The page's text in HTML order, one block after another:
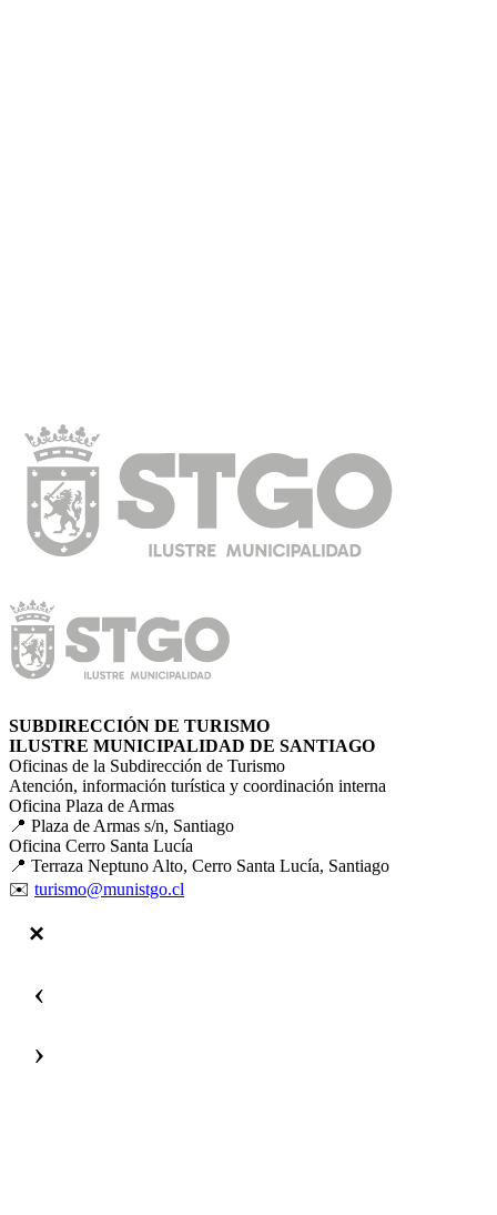
SUBDIRECCIÓN DE TURISMO
ILUSTRE MUNICIPALIDAD DE SANTIAGO
Oficinas de la Subdirección de Turismo
Atención, información turística y coordinación interna
Oficina Plaza de Armas
📍 Plaza de Armas s/n, Santiago
Oficina Cerro Santa Lucía
📍 Terraza Neptuno Alto, Cerro Santa Lucía, Santiago
✉️ turismo@munistgo.cl
‹
›